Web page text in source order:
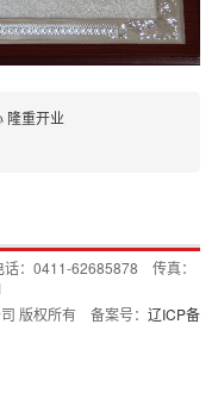
隆重开业
：0411-62685878 传真：
版权所有 备案号： 辽ICP备